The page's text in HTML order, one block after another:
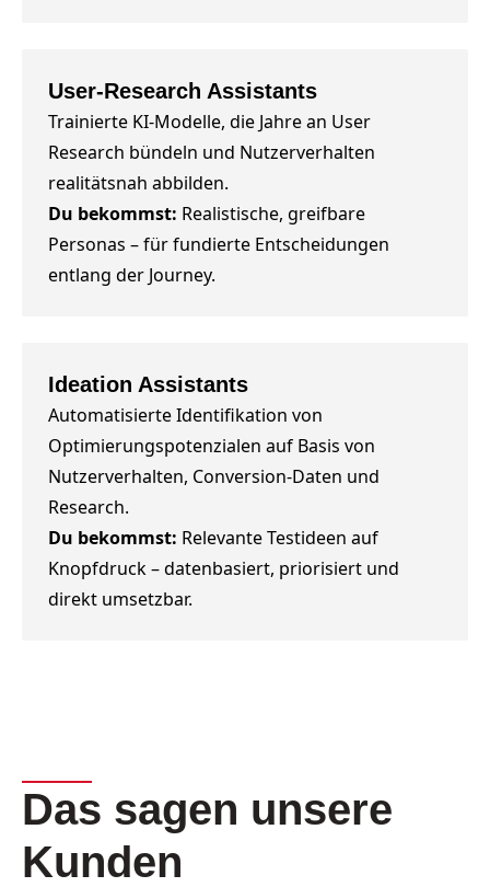
User-Research Assistants
Trainierte KI-Modelle, die Jahre an User
Research bündeln und Nutzerverhalten
realitätsnah abbilden.
Du bekommst: Realistische, greifbare
Personas – für fundierte Entscheidungen
entlang der Journey.
Ideation Assistants
Automatisierte Identifikation von
Optimierungspotenzialen auf Basis von
Nutzerverhalten, Conversion-Daten und
Research.
Du bekommst: Relevante Testideen auf
Knopfdruck – datenbasiert, priorisiert und
direkt umsetzbar.
Das sagen unsere
Kunden